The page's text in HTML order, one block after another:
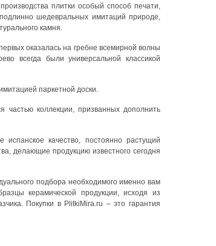
плитки особый способ печати,
шедевральных имитаций природе,
камня.
оказалась на гребне всемирной волны
всегда были универсальной классикой
паркетной доски.
частью коллекции, призванных дополнить
качество, постоянно растущий
делающие продукцию известного сегодня
подбора необходимого именно вам
керамической продукции, исходя из
Покупки в PlitkiMira.ru – это гарантия